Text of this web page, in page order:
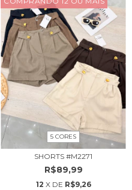
5 CORES
SHORTS #M2271
R$89,99
12 X DE R$9,26